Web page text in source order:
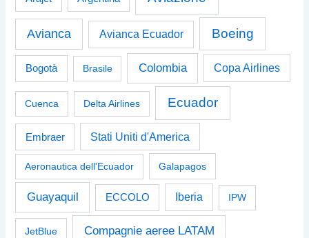
Avianca Avianca Ecuador Boeing
Bogotà Brasile Colombia Copa Airlines
Cuenca Delta Airlines Ecuador
Embraer Stati Uniti d'America
Aeronautica dell'Ecuador Galapagos
Guayaquil ECCOLO Iberia IPW
JetBlue Compagnie aeree LATAM